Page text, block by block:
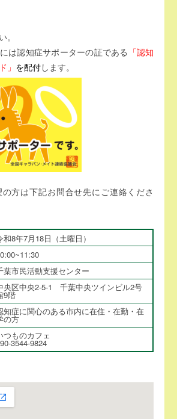
。
は認知症サポーターの証である 「認知
」 を配付します。
方は下記お問合せ先にご連絡くださ
和8年7月18日（土曜日）
葉市民活動支援センター
央区中央2-5-1 千葉中央ツインビル2号
9階
知症に関心のある市内に在住・在勤・在
の方
つものカフェ
3544-9824